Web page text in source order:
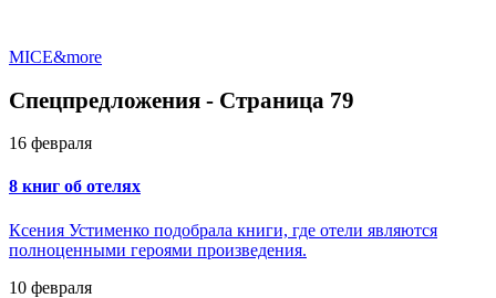
MICE&more
Спецпредложения - Страница 79
16 февраля
8 книг об отелях
Ксения Устименко подобрала книги, где отели являются
полноценными героями произведения.
10 февраля